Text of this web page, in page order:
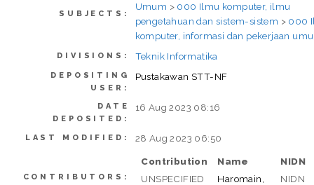
SUBJECTS:
Umum > 000 Ilmu komputer, ilmu
pengetahuan dan sistem-sistem > 000
komputer, informasi dan pekerjaan
DIVISIONS: Teknik Informatika
DEPOSITING
USER:
Pustakawan STT-NF
DATE
DEPOSITED:
16 Aug 2023 08:16
LAST MODIFIED: 28 Aug 2023 06:50
CONTRIBUTORS:
Contribution Name
NIDN
UNSPECIFIED
Haromain, NIDN